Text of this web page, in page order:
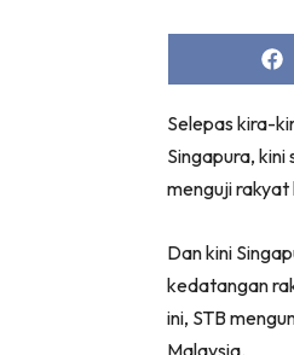
on
Selepas kira-
Singapura,
menguji
Dan kini
kedatangan
ini, STB